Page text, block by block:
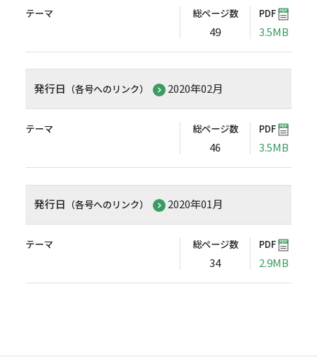
テーマ 総ページ数
49
PDF
3.5MB
発行日 （各号へのリンク） 2020年02月
テーマ 総ページ数
46
PDF
3.5MB
発行日 （各号へのリンク） 2020年01月
テーマ 総ページ数
34
PDF
2.9MB